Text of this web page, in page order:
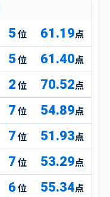
5 61.19点
5 61.40点
2 70.52点
7 54.89点
7 51.93点
7 53.29点
6 55.34点